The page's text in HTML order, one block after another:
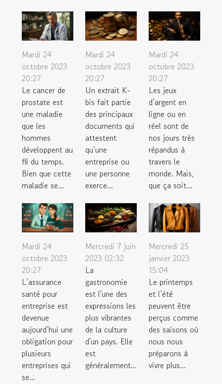
Mardi 24
octobre 2023
20:27
Le cancer de
prostate est
une maladie
que les
hommes
développent au
fil du temps.
Bien que cette
maladie se...
Mardi 24
octobre 2023
20:27
Un extrait K-
bis fait partie
des principaux
documents qui
attestent
qu’une
entreprise ou
une personne
exerce...
Mardi 24
octobre 2023
20:27
Les jeux
d’argent en
ligne ou en
réel sont de
nos jours très
répandus à
travers le
monde. Mais,
que ça soit...
Mardi 24
octobre 2023
20:27
L’assurance
santé pour
entreprise est
devenue
aujourd’hui une
obligation pour
plusieurs
entreprises qui
se...
Mercredi 7 juin
2023 02:32
La
gastronomie
est l'une des
expressions les
plus vibrantes
de la culture
d'un pays. Elle
est
généralement...
Mercredi 25
janvier 2023
15:04
Le printemps
et l’été
peuvent être
perçus comme
des saisons où
nous nous
préparons à
vivre plus...